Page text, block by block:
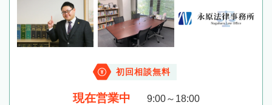
初回相談無料
現在営業中 9:00～18:00